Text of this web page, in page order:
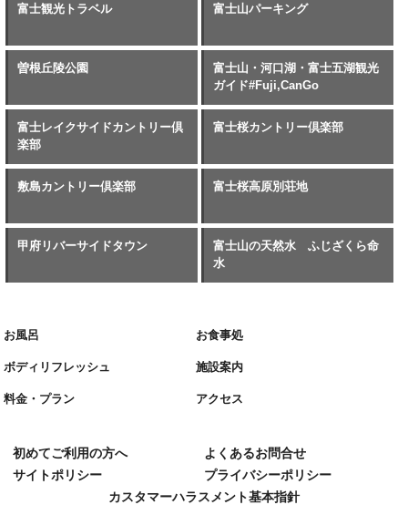
富士観光トラベル 富士山パーキング
曽根丘陵公園
富士山・河口湖・富士五湖観光
ガイド#Fuji,CanGo
富士レイクサイドカントリー倶
楽部
富士桜カントリー倶楽部
敷島カントリー倶楽部 富士桜高原別荘地
甲府リバーサイドタウン
富士山の天然水 ふじざくら命
水
お風呂 お食事処
ボディリフレッシュ 施設案内
料金・プラン アクセス
初めてご利用の方へ
よくあるお問合せ
サイトポリシー
プライバシーポリシー
カスタマーハラスメント基本指針